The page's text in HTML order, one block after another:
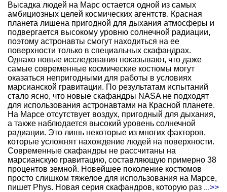
Высадка людей на Марс остается одной из самых
амбициозных целей космических агентств. Красная
планета лишена пригодной для дыхания атмосферы и
подвергается высокому уровню солнечной радиации,
поэтому астронавты смогут находиться на ее
поверхности только в специальных скафандрах.
Однако новые исследования показывают, что даже
самые современные космические костюмы могут
оказаться непригодными для работы в условиях
марсианской гравитации. По результатам испытаний
стало ясно, что новые скафандры NASA не подходят
для использования астронавтами на Красной планете.
На Марсе отсутствует воздух, пригодный для дыхания,
а также наблюдается высокий уровень солнечной
радиации. Это лишь некоторые из многих факторов,
которые усложнят нахождение людей на поверхности.
Современные скафандры не рассчитаны на
марсианскую гравитацию, составляющую примерно 38
процентов земной. Новейшее поколение костюмов
просто слишком тяжелое для использования на Марсе,
пишет Phys. Новая серия скафандров, которую раз ...>>